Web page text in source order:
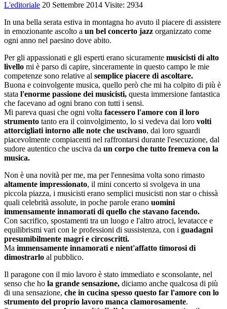
L'editoriale 20 Settembre 2014 Visite: 2934
In una bella serata estiva in montagna ho avuto il piacere di assistere
in emozionante ascolto a un bel concerto jazz organizzato come
ogni anno nel paesino dove abito.
Per gli appassionati e gli esperti erano sicuramente musicisti di alto
livello mi è parso di capire, sinceramente in questo campo le mie
competenze sono relative al semplice piacere di ascoltare.
Buona e coinvolgente musica, quello però che mi ha colpito di più è
stata l'enorme passione dei musicisti, questa immersione fantastica
che facevano ad ogni brano con tutti i sensi.
Mi pareva quasi che ogni volta facessero l'amore con il loro
strumento tanto era il coinvolgimento, lo si vedeva dai loro volti
attorcigliati intorno alle note che uscivano, dai loro sguardi
piacevolmente compiacenti nel raffrontarsi durante l'esecuzione, dal
sudore autentico che usciva da un corpo che tutto fremeva con la
musica.
Non è una novità per me, ma per l'ennesima volta sono rimasto
altamente impressionato, il mini concerto si svolgeva in una
piccola piazza, i musicisti erano semplici musicisti non star o chissà
quali celebrità assolute, in poche parole erano uomini
immensamente innamorati di quello che stavano facendo.
Con sacrifico, spostamenti tra un luogo e l'altro atroci, levatacce e
equilibrismi vari con le professioni di sussistenza, con i guadagni
presumibilmente magri e circoscritti.
Ma immensamente innamorati e nient'affatto timorosi di
dimostrarlo al pubblico.
Il paragone con il mio lavoro è stato immediato e sconsolante, nel
senso che ho la grande sensazione, diciamo anche qualcosa di più
di una sensazione, che in cucina spesso questo far l'amore con lo
strumento del proprio lavoro manca clamorosamente.